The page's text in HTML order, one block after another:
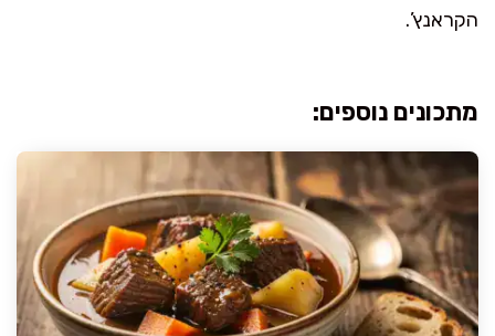
הקראנץ’.
מתכונים נוספים: